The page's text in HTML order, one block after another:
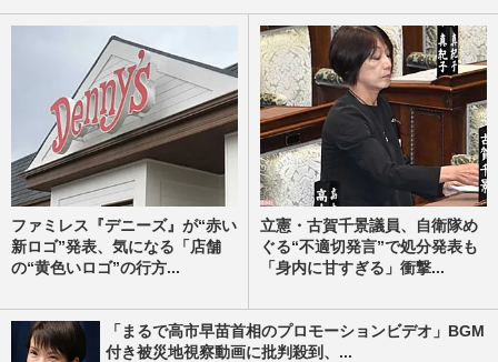
ファミレス『デニーズ』が“赤い
新ロゴ”発表、気になる「店舗
の“黄色いロゴ”の行方...
立憲・古賀千景議員、自衛隊め
ぐる“不適切発言”で処分発表も
「身内に甘すぎる」衝撃...
「まるで高市早苗首相のプロモーションビデオ」BGM
付き被災地視察動画に批判殺到、...